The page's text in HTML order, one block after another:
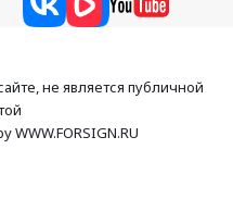
не является публичной
WWW.FORSIGN.RU